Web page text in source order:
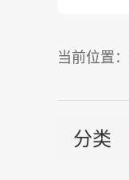
当前位置：
分类